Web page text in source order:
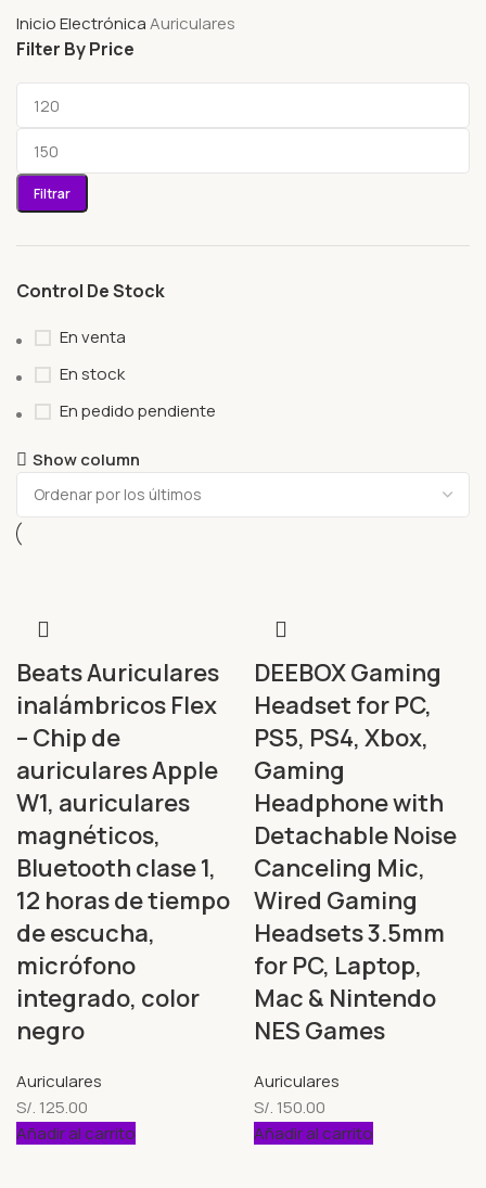
InicioElectrónicaAuriculares
Filter By Price
Filtrar
Control De Stock
En venta
En stock
En pedido pendiente
Show column
Beats Auriculares
inalámbricos Flex
– Chip de
auriculares Apple
W1, auriculares
magnéticos,
Bluetooth clase 1,
12 horas de tiempo
de escucha,
micrófono
integrado, color
negro
Auriculares
S/. 125.00
Añadir al carrito
DEEBOX Gaming
Headset for PC,
PS5, PS4, Xbox,
Gaming
Headphone with
Detachable Noise
Canceling Mic,
Wired Gaming
Headsets 3.5mm
for PC, Laptop,
Mac & Nintendo
NES Games
Auriculares
S/. 150.00
Añadir al carrito